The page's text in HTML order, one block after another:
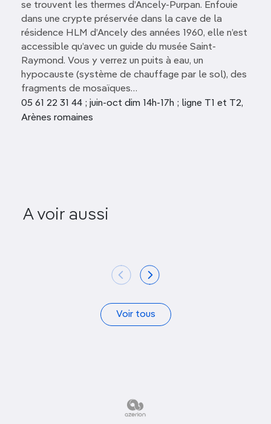
se trouvent les thermes d’Ancely-Purpan. Enfouie
dans une crypte préservée dans la cave de la
résidence HLM d’Ancely des années 1960, elle n’est
accessible qu’avec un guide du musée Saint-
Raymond. Vous y verrez un puits à eau, un
hypocauste (système de chauffage par le sol), des
fragments de mosaïques…
05 61 22 31 44 ; juin-oct dim 14h-17h ; ligne T1 et T2,
Arènes romaines
A voir aussi
Pharmacie Ozenne
Voir tous